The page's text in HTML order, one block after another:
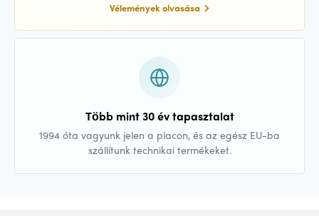
Vélemények olvasása
Több mint 30 év tapasztalat
1994 óta vagyunk jelen a piacon, és az egész EU-ba
szállítunk technikai termékeket.